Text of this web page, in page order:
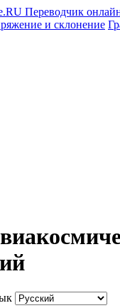
и склонение